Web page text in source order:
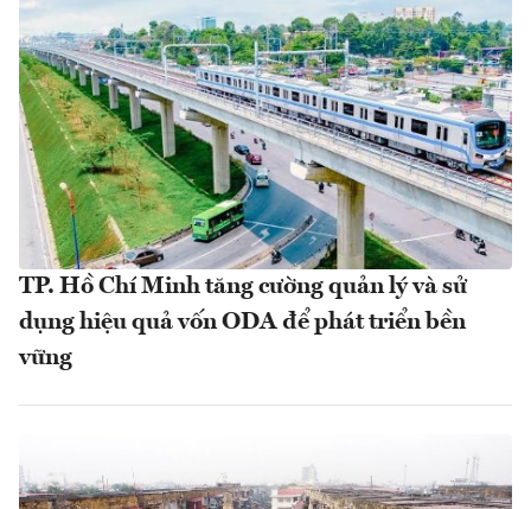
TP. Hồ Chí Minh tăng cường quản lý và sử
dụng hiệu quả vốn ODA để phát triển bền
vững